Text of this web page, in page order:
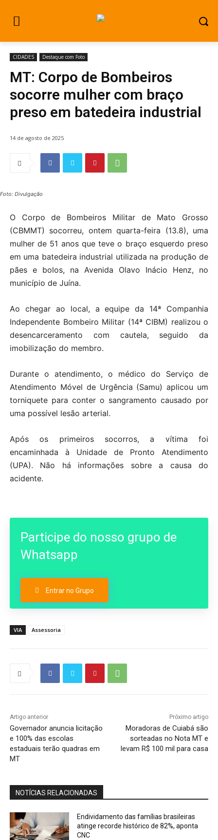
CIDADES Destaque com Foto
MT: Corpo de Bombeiros
socorre mulher com braço
preso em batedeira industrial
14 de agosto de 2025
Foto: Divulgação
O Corpo de Bombeiros Militar de Mato Grosso
(CBMMT) socorreu, ontem quarta-feira (13.8), uma
mulher de 51 anos que teve o braço esquerdo preso
em uma batedeira industrial utilizada na produção de
pães e bolos, na Avenida Olavo Inácio Henz, no
município de Juína.
Ao chegar ao local, a equipe da 14ª Companhia
Independente Bombeiro Militar (14ª CIBM) realizou o
desencarceramento com cautela, seguido da
imobilização do membro.
Durante o atendimento, o médico do Serviço de
Atendimento Móvel de Urgência (Samu) aplicou um
torniquete para conter o sangramento causado por
uma possível lesão arterial.
Após os primeiros socorros, a vítima foi
encaminhada à Unidade de Pronto Atendimento
(UPA). Não há informações sobre a causa do
acidente.
Participe do nosso grupo de
Whatsapp
Entrar no Grupo
VIA Assessoria
Artigo anterior
Governador anuncia licitação
e 100% das escolas
estaduais terão quadras em
MT
Próximo artigo
Moradoras de Cuiabá são
sorteadas no Nota MT e
levam R$ 100 mil para casa
NOTÍCIAS RELACIONADAS
Endividamento das famílias brasileiras
atinge recorde histórico de 82%, aponta
CNC